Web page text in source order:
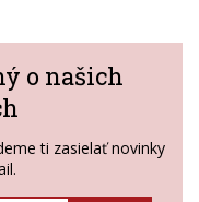
o našich
ti zasielať novinky